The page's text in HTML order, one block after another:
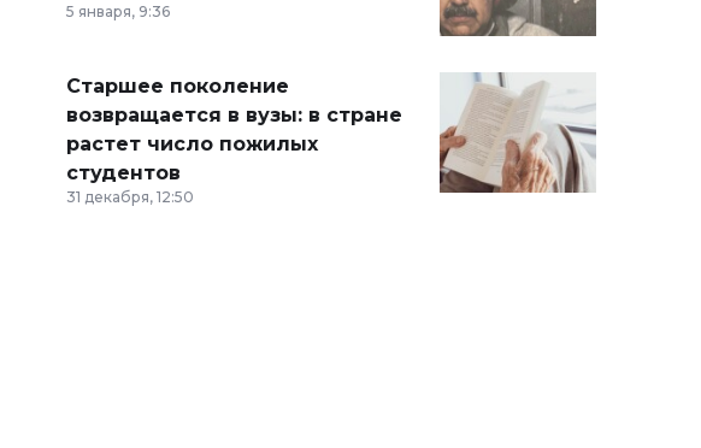
5 января, 9:36
Старшее поколение
возвращается в вузы: в стране
растет число пожилых
студентов
31 декабря, 12:50